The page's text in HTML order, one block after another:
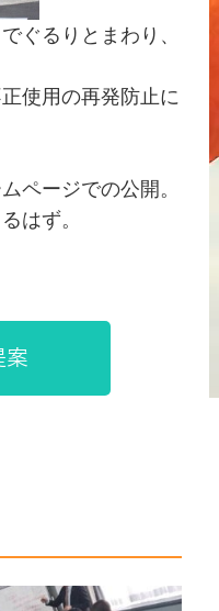
ぐるりとまわり、
使用の再発防止に
ページでの公開。
はず。
案